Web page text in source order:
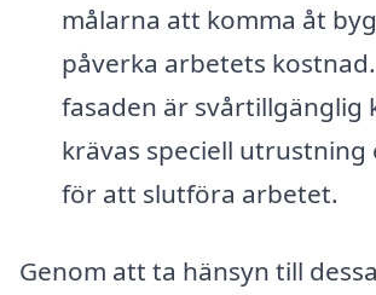
målarna att komma åt
påverka arbetets
fasaden är svårtillgänglig
krävas speciell utrustning
för att slutföra arbetet.
Genom att ta hänsyn till